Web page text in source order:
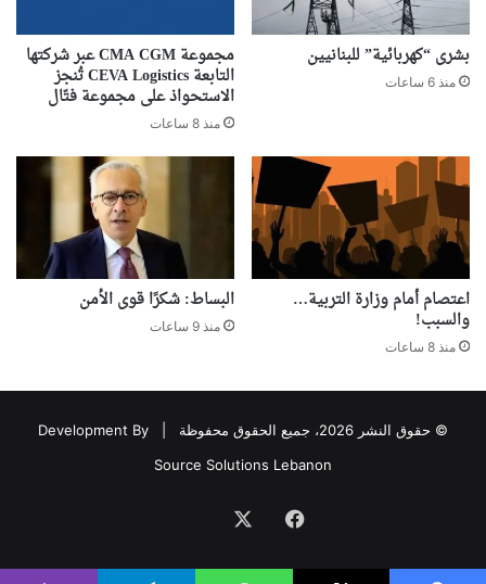
بشرى “كهربائية” للبنانيين
منذ 6 ساعات
مجموعة CMA CGM عبر شركتها
التابعة CEVA Logistics تُنجز
الاستحواذ على مجموعة فتّال
منذ 8 ساعات
اعتصام أمام وزارة التربية…
والسبب!
منذ 8 ساعات
البساط: شكرًا قوى الأمن
منذ 9 ساعات
© حقوق النشر 2026، جميع الحقوق محفوظة |
Development By
Source Solutions Lebanon
فيسبوك
avec